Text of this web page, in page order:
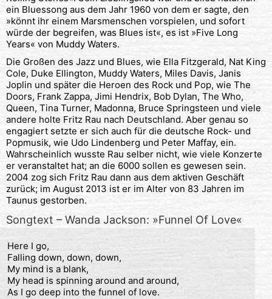
ein Bluessong aus dem Jahr 1960 von dem er sagte, den
»könnt ihr einem Marsmenschen vorspielen, und sofort
würde der begreifen, was Blues ist«, es ist »Five Long
Years« von Muddy Waters.
Die Großen des Jazz und Blues, wie Ella Fitzgerald, Nat King
Cole, Duke Ellington, Muddy Waters, Miles Davis, Janis
Joplin und später die Heroen des Rock und Pop, wie The
Doors, Frank Zappa, Jimi Hendrix, Bob Dylan, The Who,
Queen, Tina Turner, Madonna, Bruce Springsteen und viele
andere holte Fritz Rau nach Deutschland. Aber genau so
engagiert setzte er sich auch für die deutsche Rock- und
Popmusik, wie Udo Lindenberg und Peter Maffay, ein.
Wahrscheinlich wusste Rau selber nicht, wie viele Konzerte
er veranstaltet hat; an die 6000 sollen es gewesen sein.
2004 zog sich Fritz Rau dann aus dem aktiven Geschäft
zurück; im August 2013 ist er im Alter von 83 Jahren im
Taunus gestorben.
Songtext – Wanda Jackson: »Funnel Of Love«
Here I go,
Falling down, down, down,
My mind is a blank,
My head is spinning around and around,
As I go deep into the funnel of love.